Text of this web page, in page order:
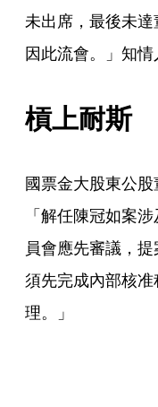
未出席，最後未
因此流會。」知情
槓上耐斯
國票金大股東公
「解任陳冠如案
員會應先審議，
須先完成內部核
理。」